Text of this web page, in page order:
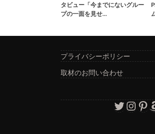
タビュー「今までにないグルー
プの一面を見せ…
プライバシーポリシー
取材のお問い合わせ
Twitter